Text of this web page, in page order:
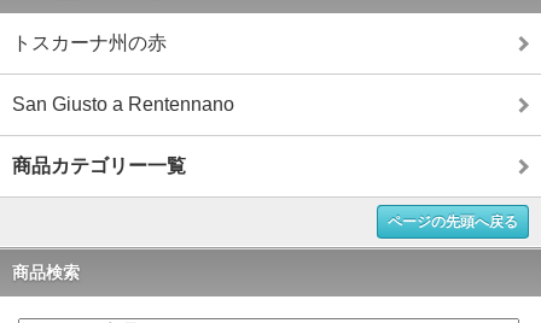
トスカーナ州の赤
San Giusto a Rentennano
商品カテゴリー一覧
ページの先頭へ戻る
商品検索